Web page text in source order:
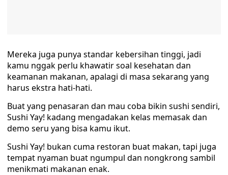
Mereka juga punya standar kebersihan tinggi, jadi
kamu nggak perlu khawatir soal kesehatan dan
keamanan makanan, apalagi di masa sekarang yang
harus ekstra hati-hati.
Buat yang penasaran dan mau coba bikin sushi sendiri,
Sushi Yay! kadang mengadakan kelas memasak dan
demo seru yang bisa kamu ikut.
Sushi Yay! bukan cuma restoran buat makan, tapi juga
tempat nyaman buat ngumpul dan nongkrong sambil
menikmati makanan enak.